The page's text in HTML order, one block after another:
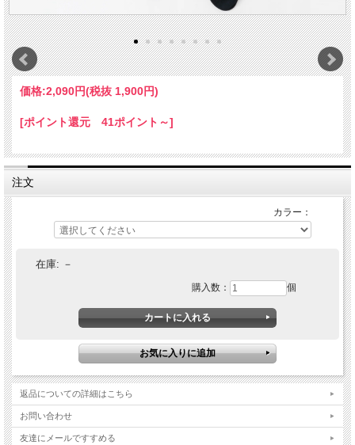
価格:2,090円(税抜 1,900円)
[ポイント還元 41ポイント～]
注文
カラー：
在庫: －
購入数： 個
返品についての詳細はこちら
お問い合わせ
友達にメールですすめる